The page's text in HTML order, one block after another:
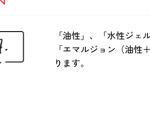
「油性」、「水性ジェ
「エマルジョン（油
ります。